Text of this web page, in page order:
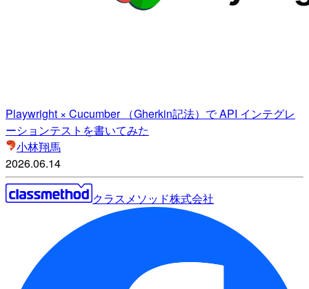
Playwright × Cucumber （Gherkin記法）で API インテグレ
ーションテストを書いてみた
小林翔馬
2026.06.14
クラスメソッド株式会社